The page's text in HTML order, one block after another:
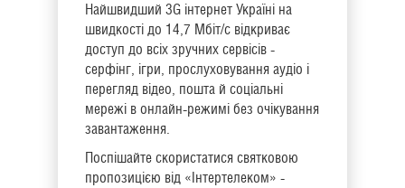
Найшвидший 3G інтернет Україні на
швидкості до 14,7 Мбіт/с відкриває
доступ до всіх зручних сервісів -
серфінг, ігри, прослуховування аудіо і
перегляд відео, пошта й соціальні
мережі в онлайн-режимі без очікування
завантаження.
Поспішайте скористатися святковою
пропозицією від «Інтертелеком» -